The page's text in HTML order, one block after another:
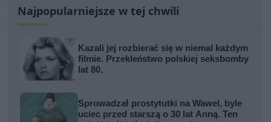
Najpopularniejsze w tej chwili
Kazali jej rozbierać się w niemal każdym
filmie. Przekleństwo polskiej seksbomby
lat 80.
Sprowadzał prostytutki na Wawel, byle
uciec przed starszą o 30 lat Anną. Ten